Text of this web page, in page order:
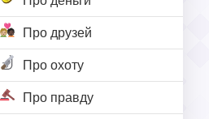
Про друзей
Про охоту
Про правду